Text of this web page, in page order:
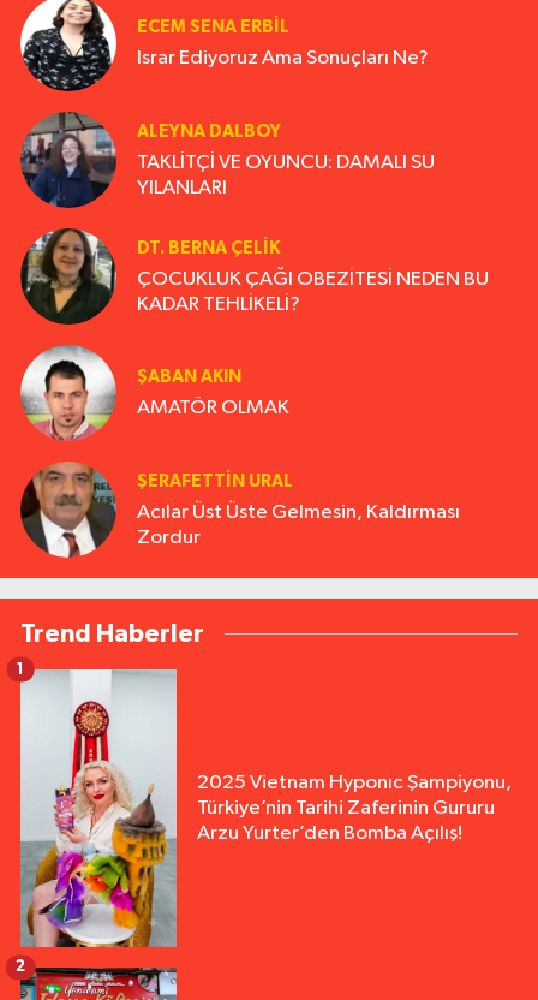
ECEM SENA ERBIL
Israr Ediyoruz Ama Sonuçları Ne?
ALEYNA DALBOY
TAKLİTÇİ VE OYUNCU: DAMALI SU
YILANLARI
DT. BERNA ÇELIK
ÇOCUKLUK ÇAĞI OBEZİTESİ NEDEN BU
KADAR TEHLİKELİ?
ŞABAN AKIN
AMATÖR OLMAK
ŞERAFETTIN URAL
Acılar Üst Üste Gelmesin, Kaldırması
Zordur
Trend Haberler
2025 Vietnam Hyponıc Şampiyonu,
Türkiye’nin Tarihi Zaferinin Gururu
Arzu Yurter’den Bomba Açılış!
1
2